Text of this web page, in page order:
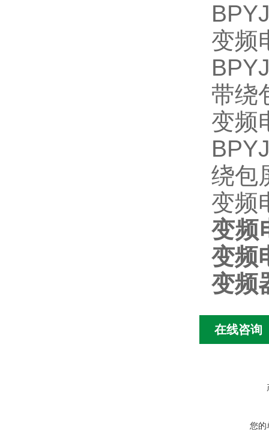
变频
带绕
变频
绕包
变频
变频
变频
变频
在线咨询
您的